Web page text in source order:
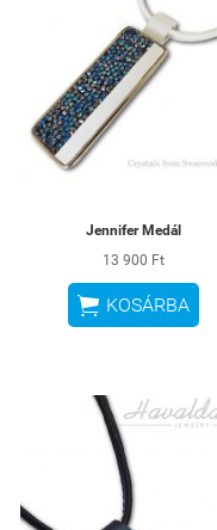
Jennifer Medál
13 900 Ft
 KOSÁRBA